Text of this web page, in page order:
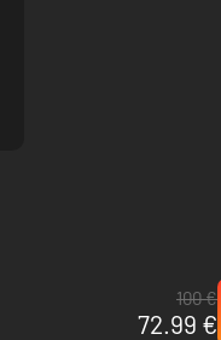
100 €
72.99 €